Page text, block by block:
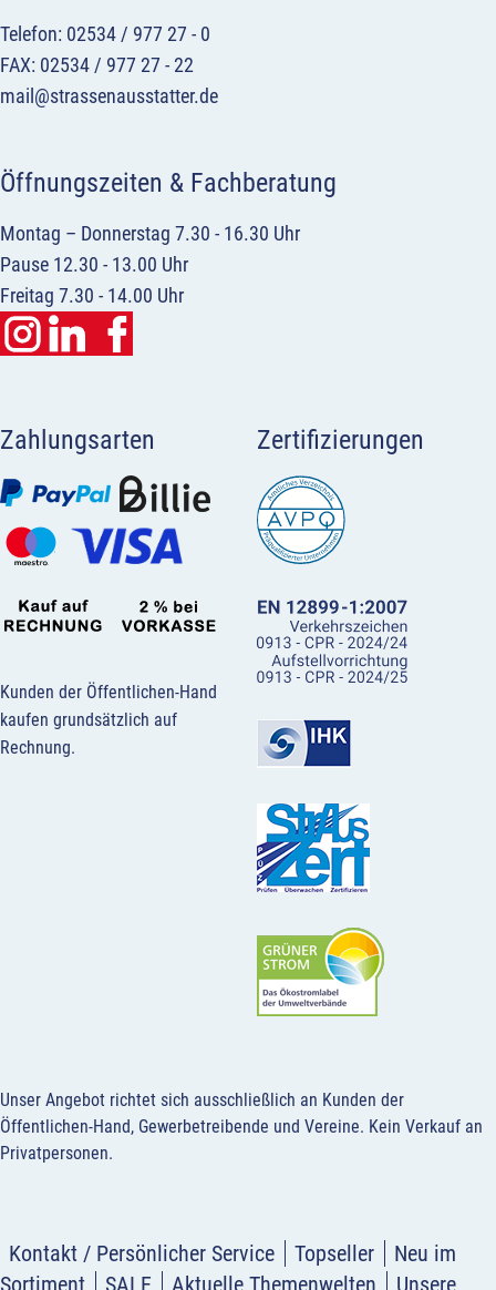
Telefon: 02534 / 977 27 - 0
FAX: 02534 / 977 27 - 22
mail@strassenausstatter.de
Öffnungszeiten & Fachberatung
Montag – Donnerstag 7.30 - 16.30 Uhr
Pause 12.30 - 13.00 Uhr
Freitag 7.30 - 14.00 Uhr
Zahlungsarten
Kunden der Öffentlichen-Hand
kaufen grundsätzlich auf
Rechnung.
Zertifizierungen
Unser Angebot richtet sich ausschließlich an Kunden der
Öffentlichen-Hand, Gewerbetreibende und Vereine. Kein Verkauf an
Privatpersonen.
Kontakt / Persönlicher Service Topseller
Neu im
Sortiment
SALE Aktuelle Themenwelten Unsere